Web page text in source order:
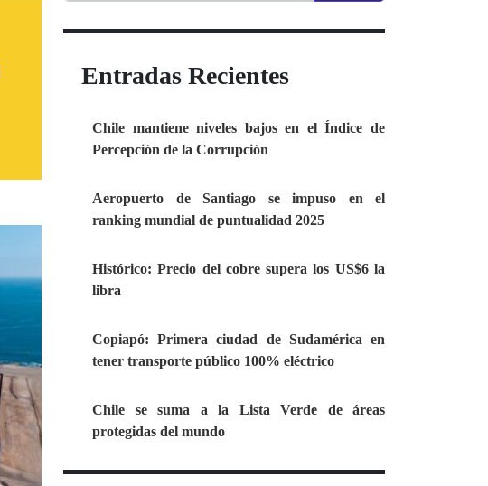
Entradas Recientes
Chile mantiene niveles bajos en el Índice de
Percepción de la Corrupción
Aeropuerto de Santiago se impuso en el
ranking mundial de puntualidad 2025
Histórico: Precio del cobre supera los US$6 la
libra
Copiapó: Primera ciudad de Sudamérica en
tener transporte público 100% eléctrico
Chile se suma a la Lista Verde de áreas
protegidas del mundo